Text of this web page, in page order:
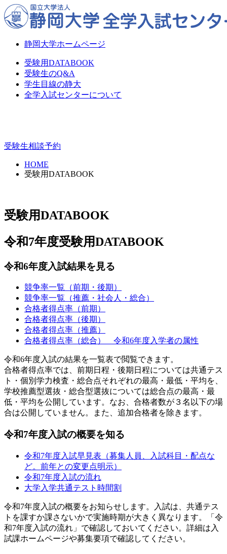
静岡大学ホームページ
受験用DATABOOK
受験生のQ&A
学生目線の静大
全学入試センターについて
受験生相談予約
HOME
受験用DATABOOK
受験用DATABOOK
令和7年度受験用DATABOOK
令和6年度入試結果を見る
競争率一覧（前期・後期）
競争率一覧（推薦・社会人・総合）
合格者得点率（前期）
合格者得点率（後期）
合格者得点率（推薦）
合格者得点率（総合） 令和6年度入学者の属性
令和6年度入試の結果を一覧表で閲覧できます。
合格者得点率では、前期日程・後期日程については共通テス
ト・個別学力検査・総合点それぞれの最高・最低・平均を、
学校推薦型選抜・総合型選抜については総合点の最高・最
低・平均を公開しています。なお、合格者数が３名以下の場
合は公開していません。また、追加合格者を除きます。
令和7年度入試の概要を知る
令和7年度入試早見表（募集人員、入試科目・配点な
ど。前年との変更点明示）
令和7年度入試の流れ
大学入学共通テスト時間割
令和7年度入試の概要をお知らせします。入試は、共通テス
トを課すか課さないかで実施時期が大きく異なります。「令
和7年度入試の流れ」で確認しておいてください。詳細は入
試課ホームページや募集要項で確認してください。